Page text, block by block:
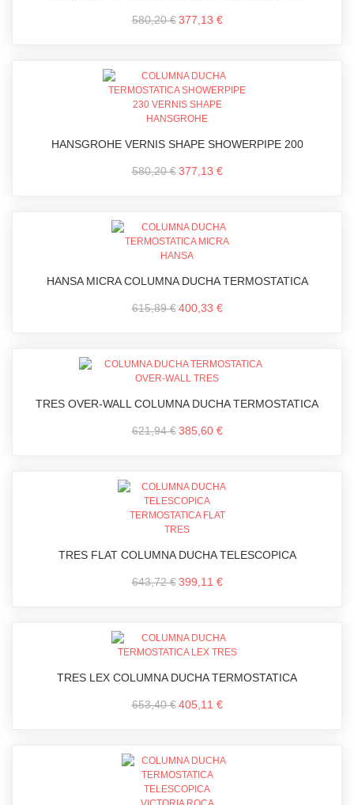
580,20 € 377,13 €
HANSGROHE VERNIS SHAPE SHOWERPIPE 200
580,20 € 377,13 €
HANSA MICRA COLUMNA DUCHA TERMOSTATICA
615,89 € 400,33 €
TRES OVER-WALL COLUMNA DUCHA TERMOSTATICA
621,94 € 385,60 €
TRES FLAT COLUMNA DUCHA TELESCOPICA
643,72 € 399,11 €
TRES LEX COLUMNA DUCHA TERMOSTATICA
653,40 € 405,11 €